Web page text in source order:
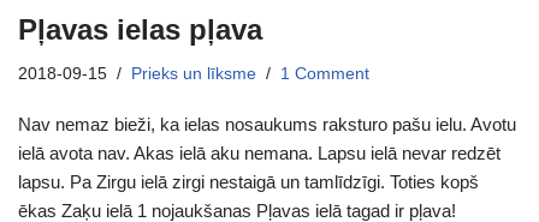
Pļavas ielas pļava
2018-09-15 Prieks un līksme 1 Comment
Nav nemaz bieži, ka ielas nosaukums raksturo pašu ielu. Avotu
ielā avota nav. Akas ielā aku nemana. Lapsu ielā nevar redzēt
lapsu. Pa Zirgu ielā zirgi nestaigā un tamlīdzīgi. Toties kopš
ēkas Zaķu ielā 1 nojaukšanas Pļavas ielā tagad ir pļava!